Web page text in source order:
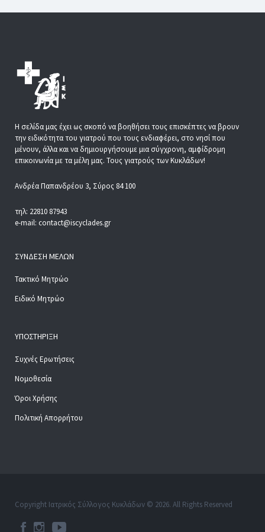
Η σελίδα μας έχει ως σκοπό να βοηθήσει τους επισκέπτες να βρουν
την ειδικότητα του γιατρού που τους ενδιαφέρει, στο νησί που
μένουν, άλλα και να δημιουργήσουμε μια σύγχρονη, αμφίδρομη
επικοινωνία με τα μέλη μας. Τους γιατρούς των Κυκλάδων!
Ανδρέα Παπανδρέου 3, Σύρος 84 100
τηλ: 22810 87943
e-mail: contact@iscyclades.gr
ΣΎΝΔΕΣΗ ΜΕΛΏΝ
Τακτικό Μητρώο
Ειδικό Μητρώο
ΥΠΟΣΤΉΡΙΞΗ
Συχνές Ερωτήσεις
Νομοθεσία
Όροι Χρήσης
Πολιτική Απορρήτου
Copyright Ιατρικός Σύλλογος Κυκλάδων © 2026. All Rights Reserved